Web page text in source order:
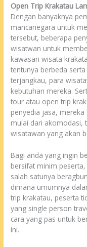
Open Trip Krakatau
Dengan banyaknya
mancanegara untuk
tersebut, beberapa
wisatwan untuk
kawasan wisata
tentunya berbeda
terjangkau, para
kebutuhan mereka.
tour atau open trip
penyedia jasa,
mulai dari akomodasi,
wisatawan yang akan
Bagi anda yang ingin
bersifat minim
salah satunya
dimana umumnya
trip krakatau, peserta
yang single person
cara yang pas untuk
ini.